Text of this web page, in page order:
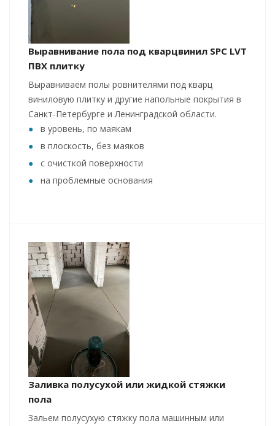
Выравнивание пола под кварцвинил SPC LVT
ПВХ плитку
Выравниваем полы ровнителями под кварц
виниловую плитку и другие напольные покрытия в
Санкт-Петербурге и Ленинградской области.
в уровень, по маякам
в плоскость, без маяков
с очисткой поверхности
на проблемные основания
Заливка полусухой или жидкой стяжки
пола
Зальем полусухую стяжку пола машинным или